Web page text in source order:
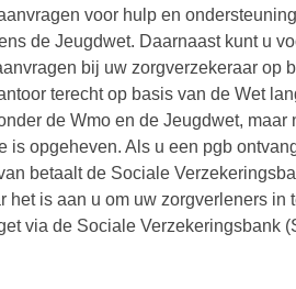
voor hulp en
de Jeugdwet. Daarnaast kunt u
bij uw zorgverzekeraar op
terecht op basis van de Wet
de Wmo en de Jeugdwet, maar
opgeheven. Als u een pgb
betaalt de Sociale
is aan u om uw zorgverleners in
via de Sociale Verzekeringsbank